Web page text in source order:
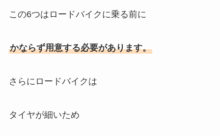
この6つはロードバイクに乗る前に
かならず用意する必要があります。
さらにロードバイクは
タイヤが細いため